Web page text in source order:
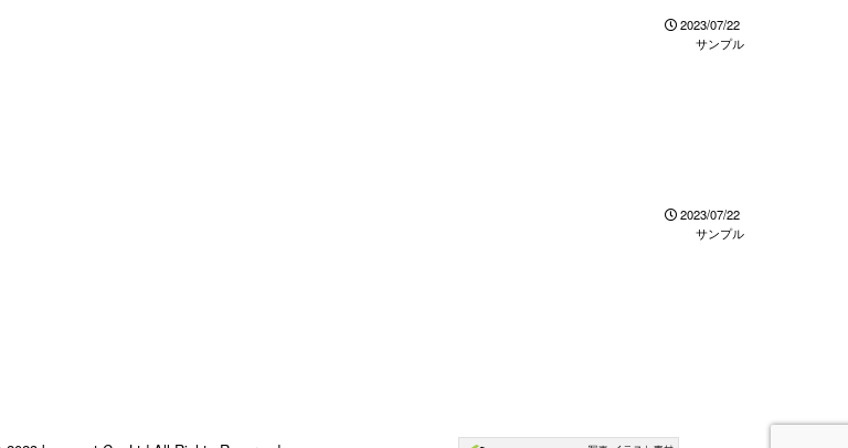
2023/07/22
サンプル
2023/07/22
サンプル